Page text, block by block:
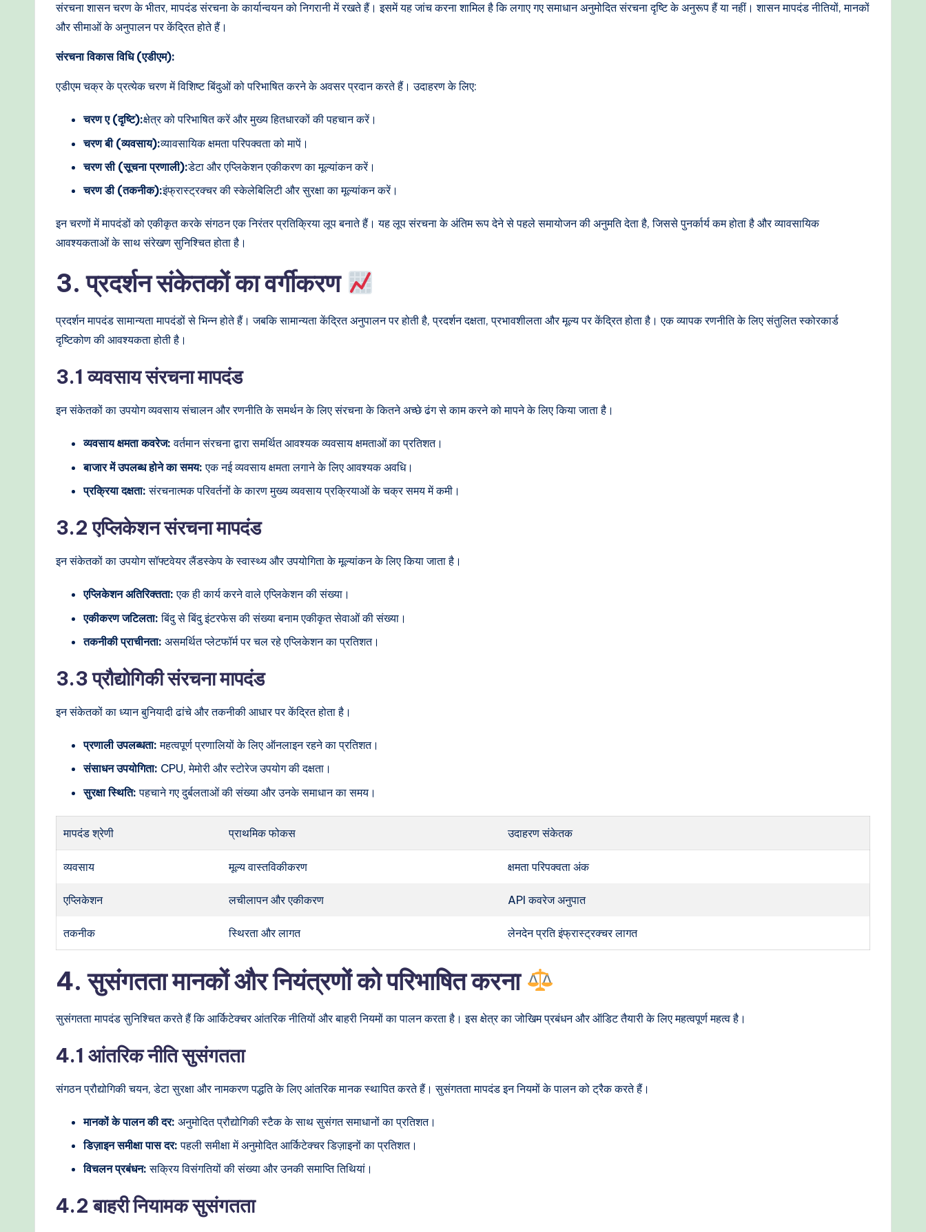
संरचना शासन चरण के भीतर, मापदंड संरचना के कार्यान्वयन को निगरानी में रखते हैं। इसमें यह जांच करना शामिल है कि लगाए गए समाधान अनुमोदित संरचना दृष्टि के अनुरूप हैं या नहीं। शासन मापदंड नीतियों, मानकों
और सीमाओं के अनुपालन पर केंद्रित होते हैं।
संरचना विकास विधि (एडीएम):
एडीएम चक्र के प्रत्येक चरण में विशिष्ट बिंदुओं को परिभाषित करने के अवसर प्रदान करते हैं। उदाहरण के लिए:
चरण ए (दृष्टि):क्षेत्र को परिभाषित करें और मुख्य हितधारकों की पहचान करें।
चरण बी (व्यवसाय):व्यावसायिक क्षमता परिपक्वता को मापें।
चरण सी (सूचना प्रणाली):डेटा और एप्लिकेशन एकीकरण का मूल्यांकन करें।
चरण डी (तकनीक):इंफ्रास्ट्रक्चर की स्केलेबिलिटी और सुरक्षा का मूल्यांकन करें।
इन चरणों में मापदंडों को एकीकृत करके संगठन एक निरंतर प्रतिक्रिया लूप बनाते हैं। यह लूप संरचना के अंतिम रूप देने से पहले समायोजन की अनुमति देता है, जिससे पुनर्कार्य कम होता है और व्यावसायिक
आवश्यकताओं के साथ संरेखण सुनिश्चित होता है।
3. प्रदर्शन संकेतकों का वर्गीकरण
प्रदर्शन मापदंड सामान्यता मापदंडों से भिन्न होते हैं। जबकि सामान्यता केंद्रित अनुपालन पर होती है, प्रदर्शन दक्षता, प्रभावशीलता और मूल्य पर केंद्रित होता है। एक व्यापक रणनीति के लिए संतुलित स्कोरकार्ड
दृष्टिकोण की आवश्यकता होती है।
3.1 व्यवसाय संरचना मापदंड
इन संकेतकों का उपयोग व्यवसाय संचालन और रणनीति के समर्थन के लिए संरचना के कितने अच्छे ढंग से काम करने को मापने के लिए किया जाता है।
व्यवसाय क्षमता कवरेज: वर्तमान संरचना द्वारा समर्थित आवश्यक व्यवसाय क्षमताओं का प्रतिशत।
बाजार में उपलब्ध होने का समय: एक नई व्यवसाय क्षमता लगाने के लिए आवश्यक अवधि।
प्रक्रिया दक्षता: संरचनात्मक परिवर्तनों के कारण मुख्य व्यवसाय प्रक्रियाओं के चक्र समय में कमी।
3.2 एप्लिकेशन संरचना मापदंड
इन संकेतकों का उपयोग सॉफ्टवेयर लैंडस्केप के स्वास्थ्य और उपयोगिता के मूल्यांकन के लिए किया जाता है।
एप्लिकेशन अतिरिक्तता: एक ही कार्य करने वाले एप्लिकेशन की संख्या।
एकीकरण जटिलता: बिंदु से बिंदु इंटरफेस की संख्या बनाम एकीकृत सेवाओं की संख्या।
तकनीकी प्राचीनता: असमर्थित प्लेटफॉर्म पर चल रहे एप्लिकेशन का प्रतिशत।
3.3 प्रौद्योगिकी संरचना मापदंड
इन संकेतकों का ध्यान बुनियादी ढांचे और तकनीकी आधार पर केंद्रित होता है।
प्रणाली उपलब्धता: महत्वपूर्ण प्रणालियों के लिए ऑनलाइन रहने का प्रतिशत।
संसाधन उपयोगिता: CPU, मेमोरी और स्टोरेज उपयोग की दक्षता।
सुरक्षा स्थिति: पहचाने गए दुर्बलताओं की संख्या और उनके समाधान का समय।
मापदंड श्रेणी प्राथमिक फोकस उदाहरण संकेतक
व्यवसाय मूल्य वास्तविकीकरण क्षमता परिपक्वता अंक
एप्लिकेशन लचीलापन और एकीकरण API कवरेज अनुपात
तकनीक स्थिरता और लागत लेनदेन प्रति इंफ्रास्ट्रक्चर लागत
4. सुसंगतता मानकों और नियंत्रणों को परिभाषित करना
सुसंगतता मापदंड सुनिश्चित करते हैं कि आर्किटेक्चर आंतरिक नीतियों और बाहरी नियमों का पालन करता है। इस क्षेत्र का जोखिम प्रबंधन और ऑडिट तैयारी के लिए महत्वपूर्ण महत्व है।
4.1 आंतरिक नीति सुसंगतता
संगठन प्रौद्योगिकी चयन, डेटा सुरक्षा और नामकरण पद्धति के लिए आंतरिक मानक स्थापित करते हैं। सुसंगतता मापदंड इन नियमों के पालन को ट्रैक करते हैं।
मानकों के पालन की दर: अनुमोदित प्रौद्योगिकी स्टैक के साथ सुसंगत समाधानों का प्रतिशत।
डिज़ाइन समीक्षा पास दर: पहली समीक्षा में अनुमोदित आर्किटेक्चर डिज़ाइनों का प्रतिशत।
विचलन प्रबंधन: सक्रिय विसंगतियों की संख्या और उनकी समाप्ति तिथियां।
4.2 बाहरी नियामक सुसंगतता